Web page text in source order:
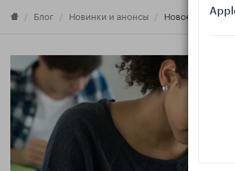
Блог Новинки и анонсы Новое